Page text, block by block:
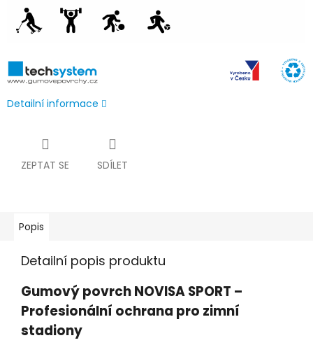
Detailní informace
ZEPTAT SE SDÍLET
Popis
Detailní popis produktu
Gumový povrch NOVISA SPORT –
Profesionální ochrana pro zimní
stadiony